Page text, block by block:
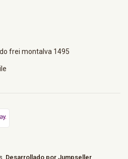
frei montalva 1495
Desarrollado por Jumpseller